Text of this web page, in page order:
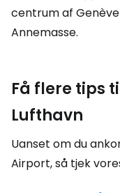
centrum af
Annemasse.
Få flere tips
Lufthavn
Uanset om du
Airport, så tjek